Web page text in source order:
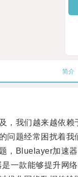
简介
我们越来越依赖
题经常困扰着我
Bluelayer加速器
款能够提升网络